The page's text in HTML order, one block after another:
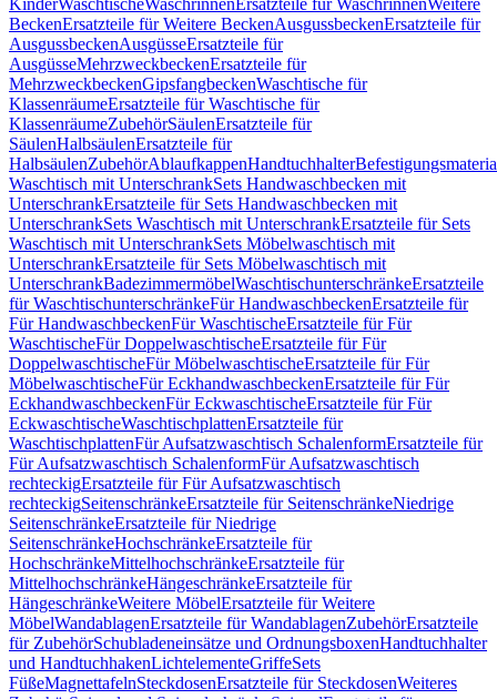
KinderWaschtischeWaschrinnenErsatzteile für WaschrinnenWeitere
BeckenErsatzteile für Weitere BeckenAusgussbeckenErsatzteile für
AusgussbeckenAusgüsseErsatzteile für
AusgüsseMehrzweckbeckenErsatzteile für
MehrzweckbeckenGipsfangbeckenWaschtische für
KlassenräumeErsatzteile für Waschtische für
KlassenräumeZubehörSäulenErsatzteile für
SäulenHalbsäulenErsatzteile für
HalbsäulenZubehörAblaufkappenHandtuchhalter
Waschtisch mit UnterschrankSets Handwaschbecken mit
UnterschrankErsatzteile für Sets Handwaschbecken mit
UnterschrankSets Waschtisch mit UnterschrankErsatzteile für Sets
Waschtisch mit UnterschrankSets Möbelwaschtisch mit
UnterschrankErsatzteile für Sets Möbelwaschtisch mit
UnterschrankBadezimmermöbelWaschtischunterschränkeErsatzteile
für WaschtischunterschränkeFür HandwaschbeckenErsatzteile für
Für HandwaschbeckenFür WaschtischeErsatzteile für Für
WaschtischeFür DoppelwaschtischeErsatzteile für Für
DoppelwaschtischeFür MöbelwaschtischeErsatzteile für Für
MöbelwaschtischeFür EckhandwaschbeckenErsatzteile für Für
EckhandwaschbeckenFür EckwaschtischeErsatzteile für Für
EckwaschtischeWaschtischplattenErsatzteile für
WaschtischplattenFür Aufsatzwaschtisch SchalenformErsatzteile für
Für Aufsatzwaschtisch SchalenformFür Aufsatzwaschtisch
rechteckigErsatzteile für Für Aufsatzwaschtisch
rechteckigSeitenschränkeErsatzteile für SeitenschränkeNiedrige
SeitenschränkeErsatzteile für Niedrige
SeitenschränkeHochschränkeErsatzteile für
HochschränkeMittelhochschränkeErsatzteile für
MittelhochschränkeHängeschränkeErsatzteile für
HängeschränkeWeitere MöbelErsatzteile für Weitere
MöbelWandablagenErsatzteile für WandablagenZubehörErsatzteile
für ZubehörSchubladeneinsätze und OrdnungsboxenHandtuchhalter
und HandtuchhakenLichtelementeGriffeSets
FüßeMagnettafelnSteckdosenErsatzteile für SteckdosenWeiteres